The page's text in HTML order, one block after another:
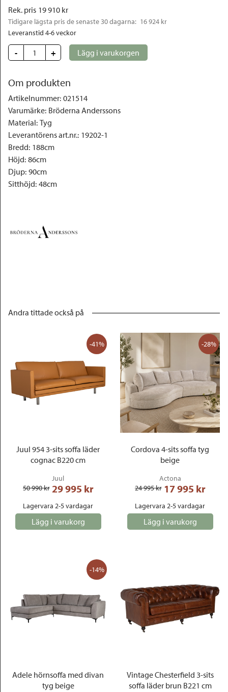
Rek. pris 19 910 kr
Tidigare lägsta pris de senaste 30 dagarna: 16 924 kr
Leveranstid 4-6 veckor
- + Lägg i varukorgen
Om produkten
Artikelnummer: 021514
Varumärke: Bröderna Anderssons
Material: Tyg
Leverantörens art.nr.: 19202-1
Bredd: 188cm
Höjd: 86cm
Djup: 90cm
Sitthöjd: 48cm
Andra tittade också på
-41%
Juul 954 3-sits soffa läder
cognac B220 cm
Juul
50 990 kr 29 995 kr
Lagervara 2-5 vardagar
Lägg i varukorg
-28%
Cordova 4-sits soffa tyg
beige
Actona
24 995 kr 17 995 kr
Lagervara 2-5 vardagar
Lägg i varukorg
-14%
Adele hörnsoffa med divan
tyg beige
Vintage Chesterfield 3-sits
soffa läder brun B221 cm